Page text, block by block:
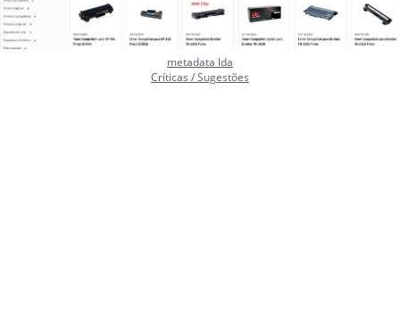
metadata lda
Críticas / Sugestões